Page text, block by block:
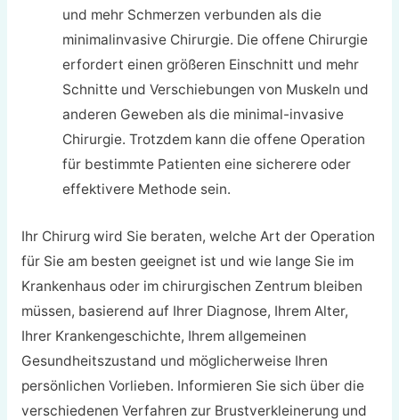
und mehr Schmerzen verbunden als die
minimalinvasive Chirurgie. Die offene Chirurgie
erfordert einen größeren Einschnitt und mehr
Schnitte und Verschiebungen von Muskeln und
anderen Geweben als die minimal-invasive
Chirurgie. Trotzdem kann die offene Operation
für bestimmte Patienten eine sicherere oder
effektivere Methode sein.
Ihr Chirurg wird Sie beraten, welche Art der Operation
für Sie am besten geeignet ist und wie lange Sie im
Krankenhaus oder im chirurgischen Zentrum bleiben
müssen, basierend auf Ihrer Diagnose, Ihrem Alter,
Ihrer Krankengeschichte, Ihrem allgemeinen
Gesundheitszustand und möglicherweise Ihren
persönlichen Vorlieben. Informieren Sie sich über die
verschiedenen Verfahren zur Brustverkleinerung und